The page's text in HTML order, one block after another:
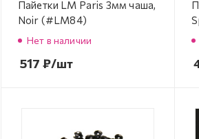
Пайетки LM Paris 3мм чаша,
Noir (#LM84)
Нет в наличии
517 ₽/шт